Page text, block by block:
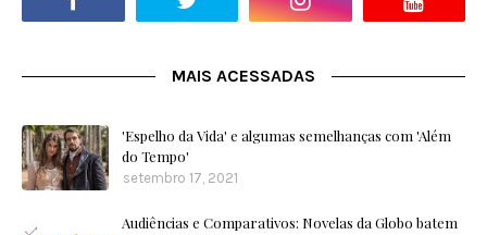
MAIS ACESSADAS
'Espelho da Vida' e algumas semelhanças com 'Além
do Tempo'
setembro 17, 2021
Audiências e Comparativos: Novelas da Globo batem